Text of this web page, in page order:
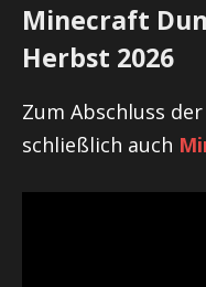
Minecraft
Herbst 2026
Zum Abschluss
schließlich auch